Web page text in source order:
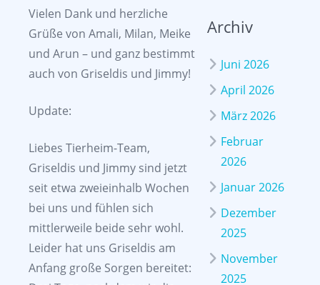
Vielen Dank und herzliche
Grüße von Amali, Milan, Meike
und Arun – und ganz bestimmt
auch von Griseldis und Jimmy!
Update:
Liebes Tierheim-Team,
Griseldis und Jimmy sind jetzt
seit etwa zweieinhalb Wochen
bei uns und fühlen sich
mittlerweile beide sehr wohl.
Leider hat uns Griseldis am
Anfang große Sorgen bereitet:
Archiv
Juni 2026
April 2026
März 2026
Februar
2026
Januar 2026
Dezember
2025
November
2025